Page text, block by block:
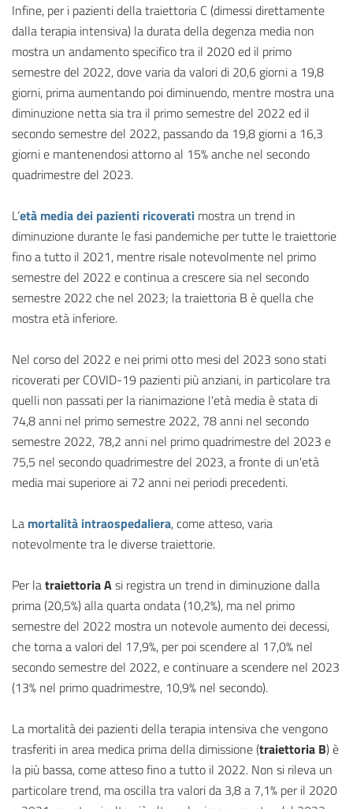
Infine, per i pazienti della traiettoria C (dimessi direttamente
dalla terapia intensiva) la durata della degenza media non
mostra un andamento specifico tra il 2020 ed il primo
semestre del 2022, dove varia da valori di 20,6 giorni a 19,8
giorni, prima aumentando poi diminuendo, mentre mostra una
diminuzione netta sia tra il primo semestre del 2022 ed il
secondo semestre del 2022, passando da 19,8 giorni a 16,3
giorni e mantenendosi attorno al 15% anche nel secondo
quadrimestre del 2023.
L’età media dei pazienti ricoverati mostra un trend in
diminuzione durante le fasi pandemiche per tutte le traiettorie
fino a tutto il 2021, mentre risale notevolmente nel primo
semestre del 2022 e continua a crescere sia nel secondo
semestre 2022 che nel 2023; la traiettoria B è quella che
mostra età inferiore.
Nel corso del 2022 e nei primi otto mesi del 2023 sono stati
ricoverati per COVID-19 pazienti più anziani, in particolare tra
quelli non passati per la rianimazione l'età media è stata di
74,8 anni nel primo semestre 2022, 78 anni nel secondo
semestre 2022, 78,2 anni nel primo quadrimestre del 2023 e
75,5 nel secondo quadrimestre del 2023, a fronte di un'età
media mai superiore ai 72 anni nei periodi precedenti.
La mortalità intraospedaliera, come atteso, varia
notevolmente tra le diverse traiettorie.
Per latraiettoria Asi registra un trend in diminuzione dalla
prima (20,5%) alla quarta ondata (10,2%), ma nel primo
semestre del 2022 mostra un notevole aumento dei decessi,
che torna a valori del 17,9%, per poi scendere al 17,0% nel
secondo semestre del 2022, e continuare a scendere nel 2023
(13% nel primo quadrimestre, 10,9% nel secondo).
La mortalità dei pazienti della terapia intensiva che vengono
trasferiti in area medica prima della dimissione (traiettoria B) è
la più bassa, come atteso fino a tutto il 2022. Non si rileva un
particolare trend, ma oscilla tra valori da 3,8 a 7,1% per il 2020